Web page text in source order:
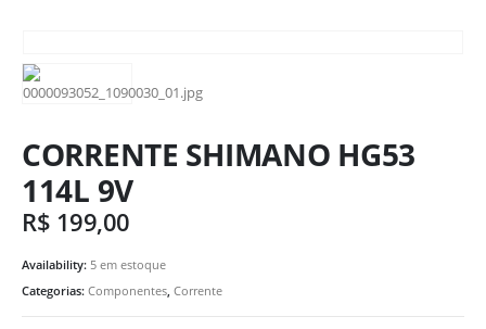
CORRENTE SHIMANO HG53
114L 9V
R$ 199,00
Availability: 5 em estoque
Categorias: Componentes Corrente